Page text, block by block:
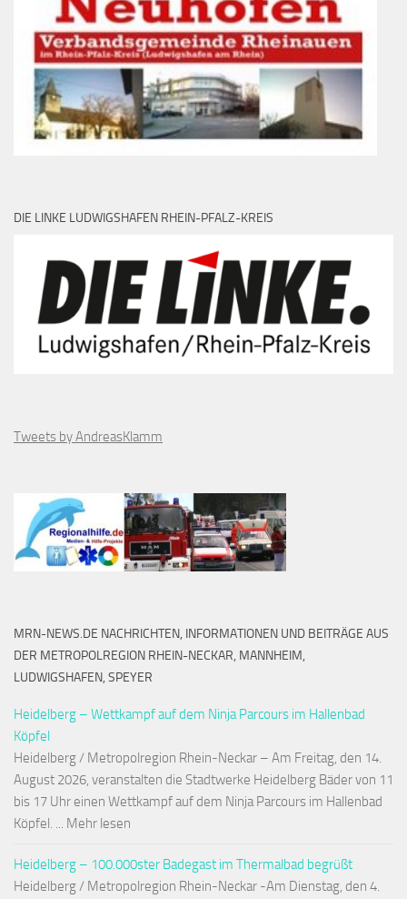
DIE LINKE LUDWIGSHAFEN RHEIN-PFALZ-KREIS
Tweets by AndreasKlamm
MRN-NEWS.DE NACHRICHTEN, INFORMATIONEN UND BEITRÄGE AUS
DER METROPOLREGION RHEIN-NECKAR, MANNHEIM,
LUDWIGSHAFEN, SPEYER
Heidelberg – Wettkampf auf dem Ninja Parcours im Hallenbad
Köpfel
Heidelberg / Metropolregion Rhein-Neckar – Am Freitag, den 14.
August 2026, veranstalten die Stadtwerke Heidelberg Bäder von 11
bis 17 Uhr einen Wettkampf auf dem Ninja Parcours im Hallenbad
Köpfel. ... Mehr lesen
Heidelberg – 100.000ster Badegast im Thermalbad begrüßt
Heidelberg / Metropolregion Rhein-Neckar -Am Dienstag, den 4.